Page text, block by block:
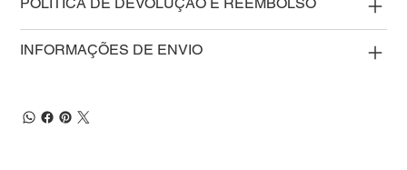
INFORMAÇÕES DE ENVIO